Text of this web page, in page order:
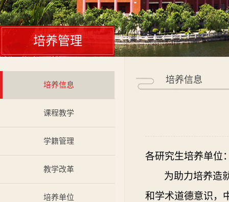
培养管理
培养信息
课程教学
学籍管理
教学改革
培养单位
培养信息
各研究生培养单位
为助力培养造
和学术道德意识，